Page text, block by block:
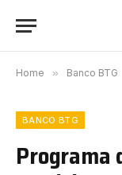
Home » Banco BTG
BANCO BTG
Programa